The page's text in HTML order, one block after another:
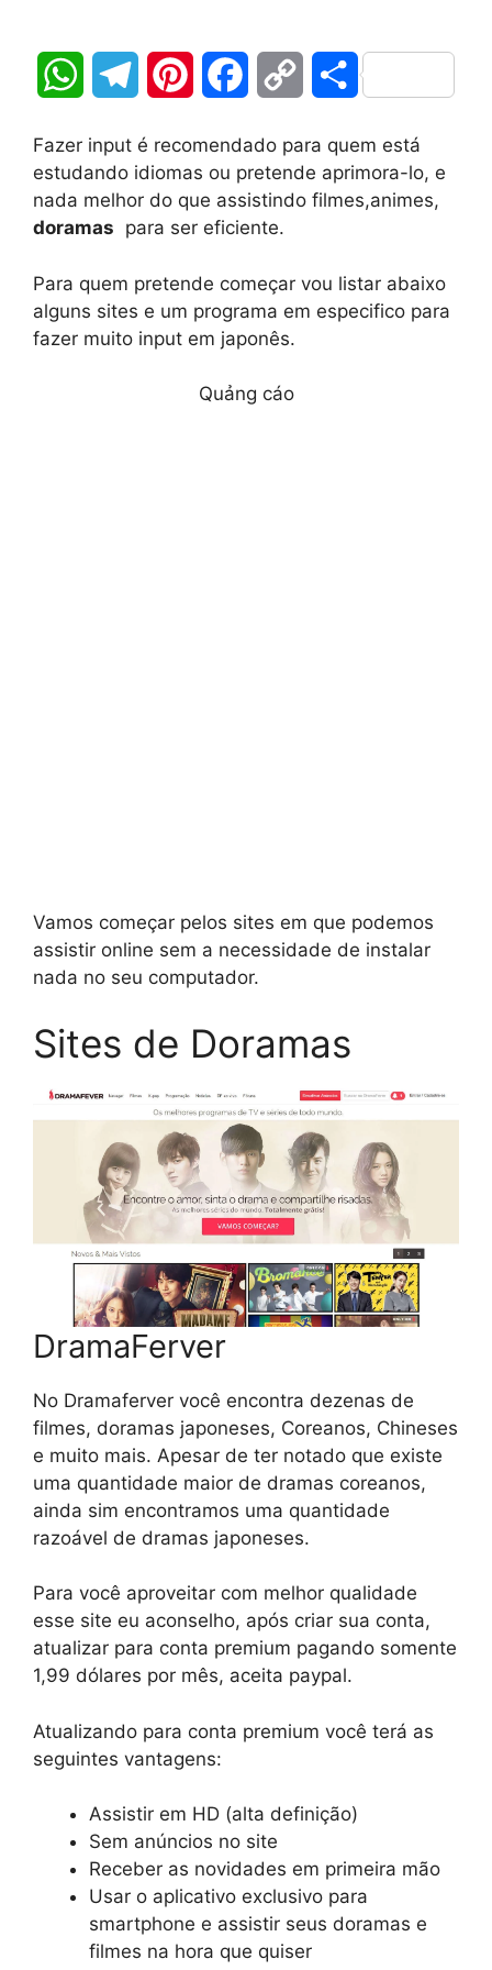
W
a
t
A
p
l
e
a
n
t
r
e
s
c
e
o
o
k
p
y
i
S
a
r
Fazer input é recomendado para quem está
estudando idiomas ou pretende aprimora-lo, e
nada melhor do que assistindo filmes,animes,
doramas para ser eficiente.
Para quem pretende começar vou listar abaixo
alguns sites e um programa em especifico para
fazer muito input em japonês.
Quảng cáo
Vamos começar pelos sites em que podemos
assistir online sem a necessidade de instalar
nada no seu computador.
Sites de Doramas
DramaFerver
No Dramaferver você encontra dezenas de
filmes, doramas japoneses, Coreanos, Chineses
e muito mais. Apesar de ter notado que existe
uma quantidade maior de dramas coreanos,
ainda sim encontramos uma quantidade
razoável de dramas japoneses.
Para você aproveitar com melhor qualidade
esse site eu aconselho, após criar sua conta,
atualizar para conta premium pagando somente
1,99 dólares por mês, aceita paypal.
Atualizando para conta premium você terá as
seguintes vantagens:
Assistir em HD (alta definição)
Sem anúncios no site
Receber as novidades em primeira mão
Usar o aplicativo exclusivo para
smartphone e assistir seus doramas e
filmes na hora que quiser